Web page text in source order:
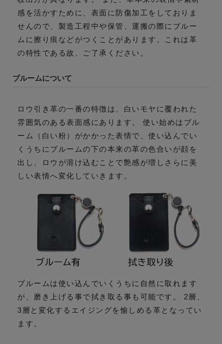
感を活かすために、表面に防傷加工をしておりま
せんので、製造工程中や保管、運搬の際にブルー
ムに擦り痕などがつくことがあります。これは革
の特性である故、ご了承ください。
ブルームについて
ロウ引き革の一番の特徴は、白いモヤに覆われた
雰囲気のある表面感にあります。 使い始めはブル
ーム（白い粉）がかかった表情で、使い込んでい
くうちにブルームの下の本来の革の色合いが顔を
出し、ロウが溶け込むことで艶感が増しさらに美
しい表情へ変化していきます。
ブルームは使い込んでいくうちに自然に取れます
が、磨き上げる事で拭き取る事も可能です。 2層、
3層と変化するエイジングを愉しめる革となってい
ます。